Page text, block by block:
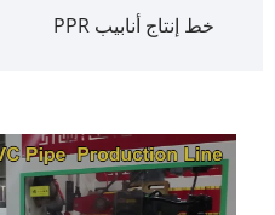
خط إنتاج أنابيب PPR